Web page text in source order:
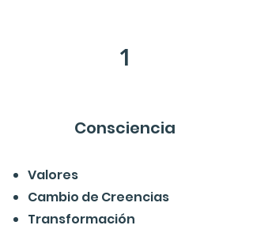
1
Consciencia
Valores
Cambio de Creencias
Transformación